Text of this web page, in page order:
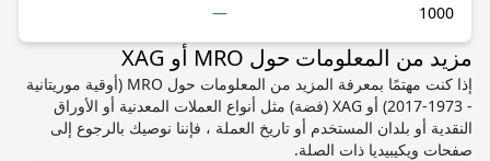
1000
—
مزيد من المعلومات حول MRO أو XAG
إذا كنت مهتمًا بمعرفة المزيد من المعلومات حول MRO (أوقية موريتانية
- 1973-2017) أو XAG (فضة) مثل أنواع العملات المعدنية أو الأوراق
النقدية أو بلدان المستخدم أو تاريخ العملة ، فإننا نوصيك بالرجوع إلى
صفحات ويكيبيديا ذات الصلة.